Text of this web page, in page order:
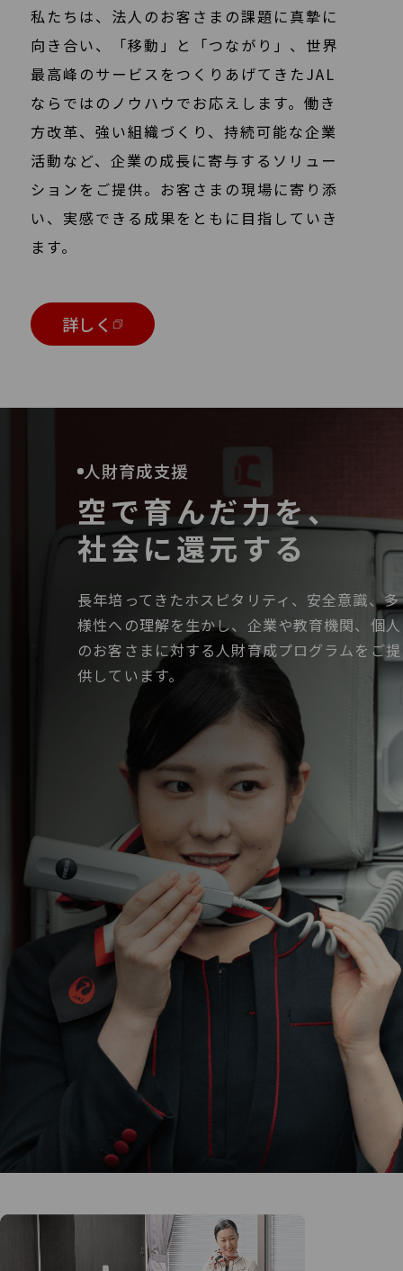
私たちは、法人のお客さまの課題に真摯に
向き合い、「移動」と
「つながり」、世界
最高峰のサービスをつくりあげてきたJAL
なら ではのノウハウでお応えします。働き
方改革、強い組織づくり、持続可能な企業
活動など、企業の成長に寄与するソリュー
ションをご提供。お客さまの現場に寄り添
い、実感できる成果をともに目指し ていき
ます。
詳しく
人財育成支援
空で育んだ力を、
社会に還元する
長年培ってきたホスピタリティ、安全意識、多
様性への理解を生かし、企業や教育機関、個人
のお客さまに対する人財育成プログラムをご提
供しています。